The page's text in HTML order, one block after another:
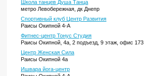
Школа танцев Душа Танца
метро Левобережная, дк Днепр
Спортивный клуб Центр Развития
Раисы Окипной 4-А
Фитнес-центр Тонус Студия
Раисы Окипной, 4а, 2 подъезд, 9 этаж, офис 173
Центр Женская Сила
Раисы Окипной 4а
Ишвара йога-центр